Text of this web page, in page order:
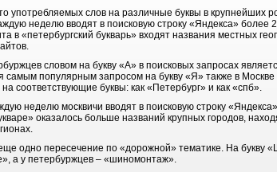
употребляемых слов на различные буквы в крупнейших
неделю вводят в поисковую строку «Яндекса» более
в «петербургский букварь» входят названия местных
словом на букву «А» в поисковых запросах
самым популярным запросом на букву «Я» также в
соответствующие буквы: как «Петербург» и как «спб».
неделю москвичи вводят в поисковую строку
оказалось больше названий крупных городов,
еще одно пересечение по «дорожной» тематике. На
а у петербуржцев – «шиномонтаж».